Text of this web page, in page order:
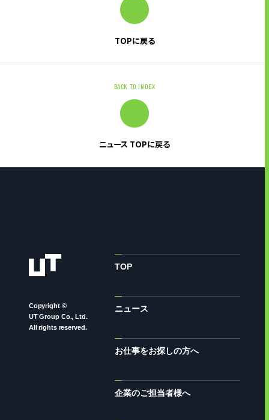
TOPに戻る
BACK TO INDEX
ニュース TOPに戻る
Copyright ©
UT Group Co., Ltd.
All rights reserved.
TOP
ニュース
お仕事をお探しの方へ
企業のご担当者様へ